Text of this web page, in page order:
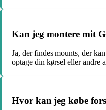
Kan jeg montere mit
Ja, der findes mounts, der
optage din kørsel eller andre
Hvor kan jeg købe